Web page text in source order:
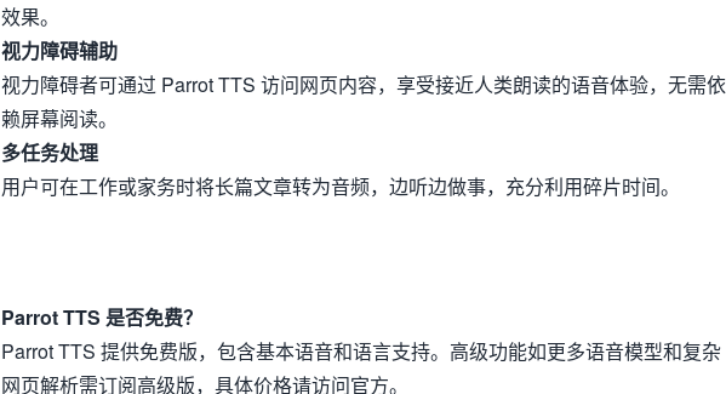
效果。
视力障碍辅助
视力障碍者可通过 Parrot TTS 访问网页内容，享受接近人类朗读的语音体验，无需依
赖屏幕阅读。
多任务处理
用户可在工作或家务时将长篇文章转为音频，边听边做事，充分利用碎片时间。
Parrot TTS 是否免费？
Parrot TTS 提供免费版，包含基本语音和语言支持。高级功能如更多语音模型和复杂
网页解析需订阅高级版，具体价格请访问官方。